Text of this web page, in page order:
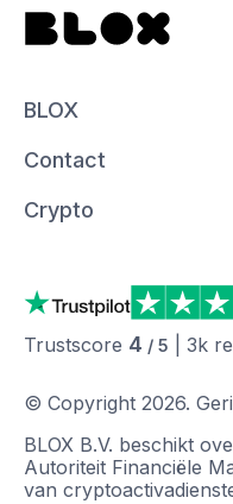
BLOX
Contact
Crypto
Trustscore 4 / 5 3k
© Copyright 2026.
BLOX B.V. beschikt
Autoriteit Financiële
van